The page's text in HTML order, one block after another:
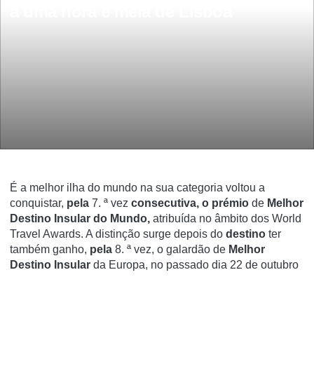
É a melhor ilha do mundo na sua categoria voltou a
conquistar, pela 7. ª vez consecutiva, o prémio de Melhor
Destino Insular do Mundo, atribuída no âmbito dos World
Travel Awards. A distinção surge depois do destino ter
também ganho, pela 8. ª vez, o galardão de Melhor
Destino Insular da Europa, no passado dia 22 de outubro